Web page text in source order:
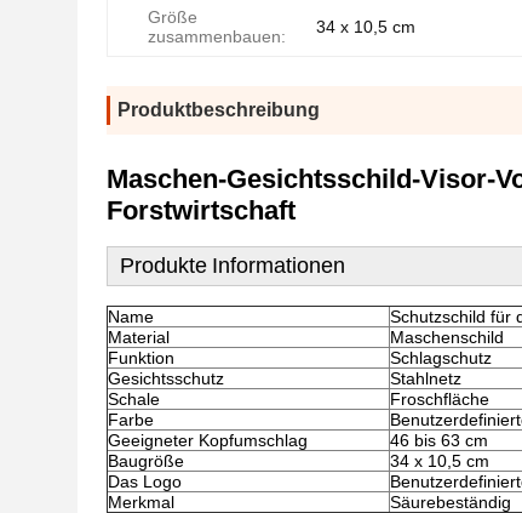
Größe
zusammenbauen:
34 x 10,5 cm
Produktbeschreibung
Maschen-Gesichtsschild-Visor-
Forstwirtschaft
Produkte Informationen
Name
Schutzschild für
Material
Maschenschild
Funktion
Schlagschutz
Gesichtsschutz
Stahlnetz
Schale
Froschfläche
Farbe
Geeigneter Kopfumschlag
46 bis 63 cm
Baugröße
34 x 10,5 cm
Das Logo
Merkmal
Säurebeständig